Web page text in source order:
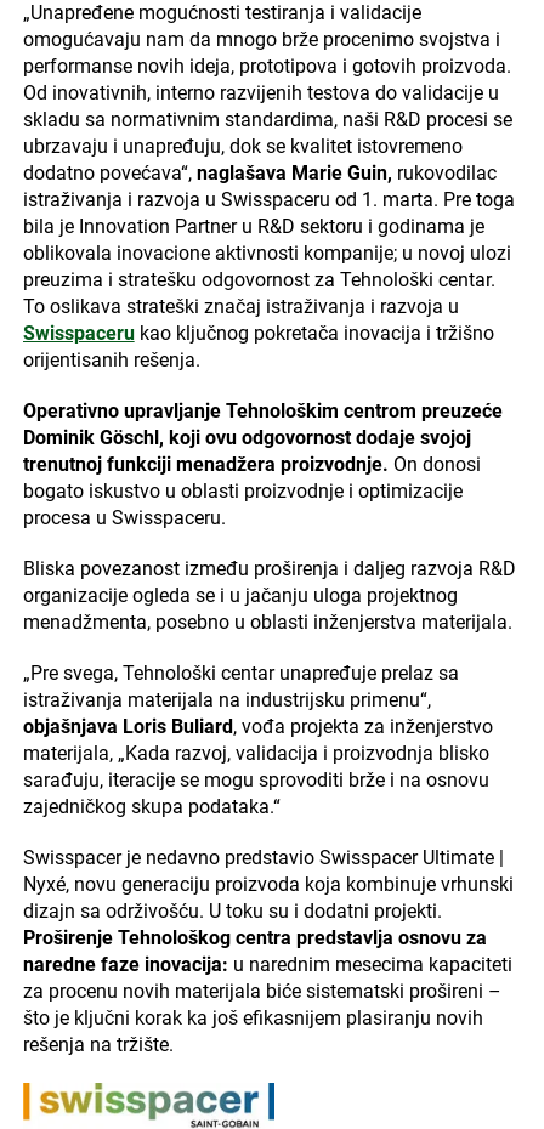
„Unapređene mogućnosti testiranja i validacije
omogućavaju nam da mnogo brže procenimo svojstva i
performanse novih ideja, prototipova i gotovih proizvoda.
Od inovativnih, interno razvijenih testova do validacije u
skladu sa normativnim standardima, naši R&D procesi se
ubrzavaju i unapređuju, dok se kvalitet istovremeno
dodatno povećava“, naglašava Marie Guin, rukovodilac
istraživanja i razvoja u Swisspaceru od 1. marta. Pre toga
bila je Innovation Partner u R&D sektoru i godinama je
oblikovala inovacione aktivnosti kompanije; u novoj ulozi
preuzima i stratešku odgovornost za Tehnološki centar.
To oslikava strateški značaj istraživanja i razvoja u
Swisspacerukao ključnog pokretača inovacija i tržišno
orijentisanih rešenja.
Operativno upravljanje Tehnološkim centrom preuzeće
Dominik Göschl, koji ovu odgovornost dodaje svojoj
trenutnoj funkciji menadžera proizvodnje. On donosi
bogato iskustvo u oblasti proizvodnje i optimizacije
procesa u Swisspaceru.
Bliska povezanost između proširenja i daljeg razvoja R&D
organizacije ogleda se i u jačanju uloga projektnog
menadžmenta, posebno u oblasti inženjerstva materijala.
„Pre svega, Tehnološki centar unapređuje prelaz sa
istraživanja materijala na industrijsku primenu“,
objašnjava Loris Buliard , vođa projekta za inženjerstvo
materijala, „Kada razvoj, validacija i proizvodnja blisko
sarađuju, iteracije se mogu sprovoditi brže i na osnovu
zajedničkog skupa podataka.“
Swisspacer je nedavno predstavio Swisspacer Ultimate |
Nyxé, novu generaciju proizvoda koja kombinuje vrhunski
dizajn sa održivošću. U toku su i dodatni projekti.
Proširenje Tehnološkog centra predstavlja osnovu za
naredne faze inovacija: u narednim mesecima kapaciteti
za procenu novih materijala biće sistematski prošireni –
što je ključni korak ka još efikasnijem plasiranju novih
rešenja na tržište.